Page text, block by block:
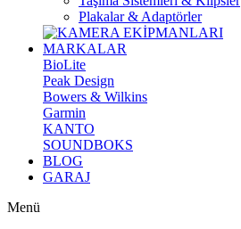
Plakalar & Adaptörler
MARKALAR
BioLite
Peak Design
Bowers & Wilkins
Garmin
KANTO
SOUNDBOKS
BLOG
GARAJ
Menü